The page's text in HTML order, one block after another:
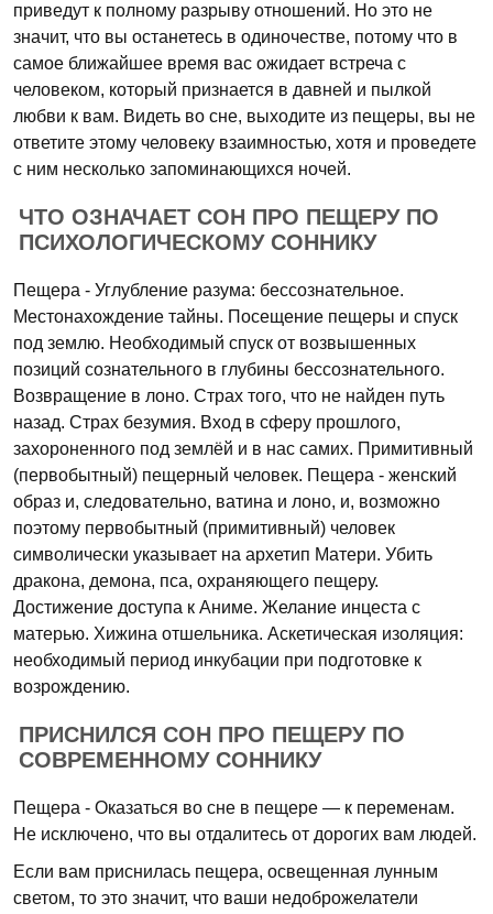
приведут к полному разрыву отношений. Но это не
значит, что вы останетесь в одиночестве, потому что в
самое ближайшее время вас ожидает встреча с
человеком, который признается в давней и пылкой
любви к вам. Видеть во сне, выходите из пещеры, вы не
ответите этому человеку взаимностью, хотя и проведете
с ним несколько запоминающихся ночей.
ЧТО ОЗНАЧАЕТ СОН ПРО ПЕЩЕРУ ПО
ПСИХОЛОГИЧЕСКОМУ СОННИКУ
Пещера - Углубление разума: бессознательное.
Местонахождение тайны. Посещение пещеры и спуск
под землю. Необходимый спуск от возвышенных
позиций сознательного в глубины бессознательного.
Возвращение в лоно. Страх того, что не найден путь
назад. Страх безумия. Вход в сферу прошлого,
захороненного под землёй и в нас самих. Примитивный
(первобытный) пещерный человек. Пещера - женский
образ и, следовательно, ватина и лоно, и, возможно
поэтому первобытный (примитивный) человек
символически указывает на архетип Матери. Убить
дракона, демона, пса, охраняющего пещеру.
Достижение доступа к Аниме. Желание инцеста с
матерью. Хижина отшельника. Аскетическая изоляция:
необходимый период инкубации при подготовке к
возрождению.
ПРИСНИЛСЯ СОН ПРО ПЕЩЕРУ ПО
СОВРЕМЕННОМУ СОННИКУ
Пещера - Оказаться во сне в пещере — к переменам.
Не исключено, что вы отдалитесь от дорогих вам людей.
Если вам приснилась пещера, освещенная лунным
светом, то это значит, что ваши недоброжелатели